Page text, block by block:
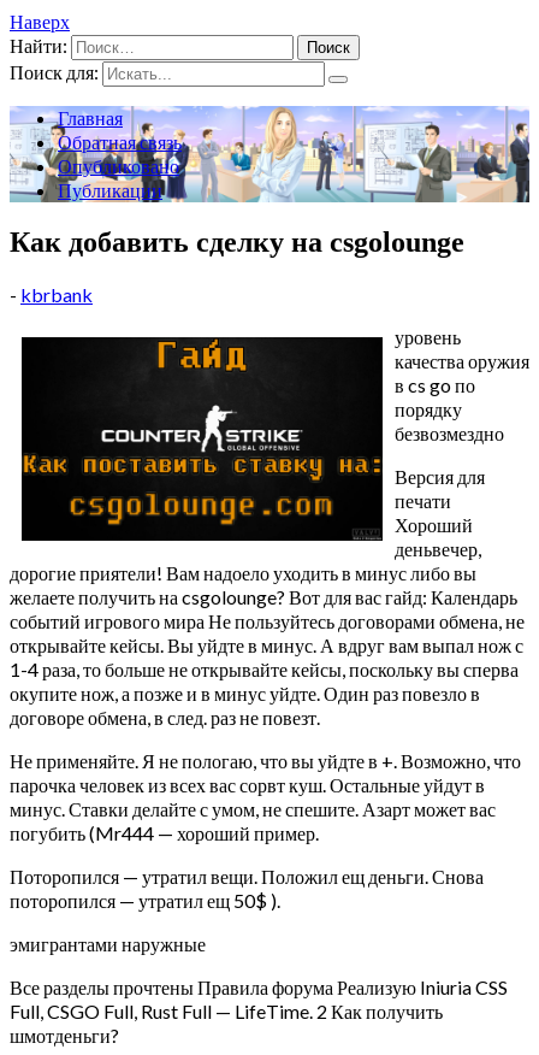
Наверх
Найти:
Поиск для:
Главная
Обратная связь
Опубликовано
Публикации
Как добавить сделку на csgolounge
- kbrbank
уровень
качества оружия
в cs go по
порядку
безвозмездно
Версия для
печати
Хороший
деньвечер,
дорогие приятели! Вам надоело уходить в минус либо вы
желаете получить на csgolounge? Вот для вас гайд: Календарь
событий игрового мира Не пользуйтесь договорами обмена, не
открывайте кейсы. Вы уйдте в минус. А вдруг вам выпал нож с
1-4 раза, то больше не открывайте кейсы, поскольку вы сперва
окупите нож, а позже и в минус уйдте. Один раз повезло в
договоре обмена, в след. раз не повезт.
Не применяйте. Я не пологаю, что вы уйдте в +. Возможно, что
парочка человек из всех вас сорвт куш. Остальные уйдут в
минус. Ставки делайте с умом, не спешите. Азарт может вас
погубить (Mr444 — хороший пример.
Поторопился — утратил вещи. Положил ещ деньги. Снова
поторопился — утратил ещ 50$ ).
эмигрантами наружные
Все разделы прочтены Правила форума Реализую Iniuria CSS
Full, CSGO Full, Rust Full — LifeTime. 2 Как получить
шмотденьги?